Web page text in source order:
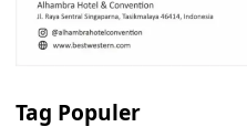
Tag Populer